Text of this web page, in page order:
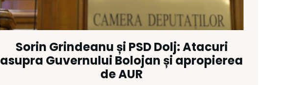
Sorin Grindeanu și PSD Dolj: Atacuri
asupra Guvernului Bolojan și apropierea
de AUR